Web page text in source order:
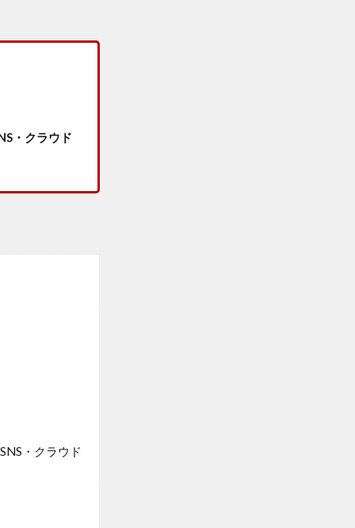
・クラウド
・クラウド